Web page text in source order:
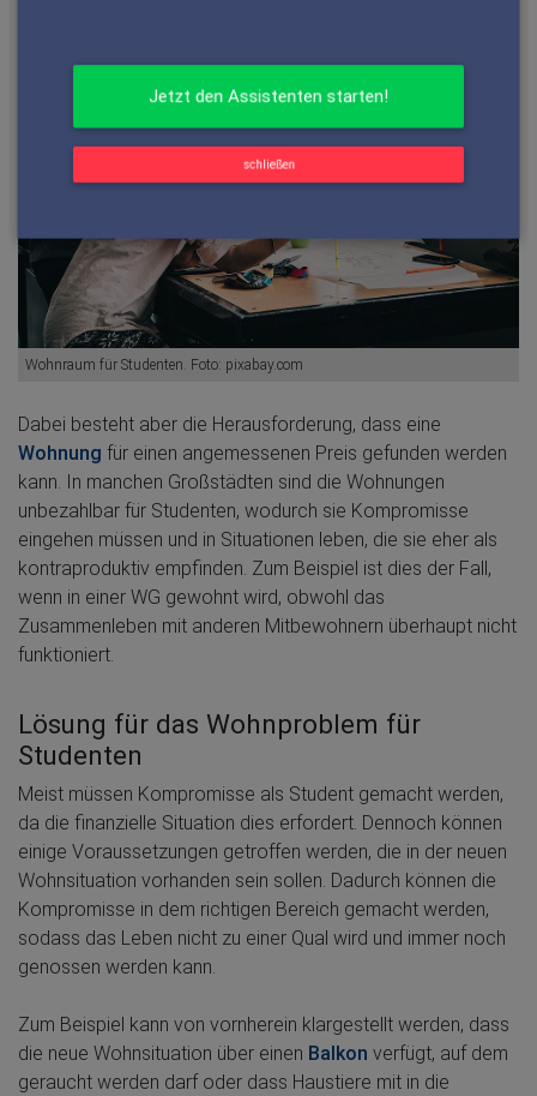
Wohnraum für Studenten. Foto: pixabay.com
Dabei besteht aber die Herausforderung, dass eine
Wohnung für einen angemessenen Preis gefunden werden
kann. In manchen Großstädten sind die Wohnungen
unbezahlbar für Studenten, wodurch sie Kompromisse
eingehen müssen und in Situationen leben, die sie eher als
kontraproduktiv empfinden. Zum Beispiel ist dies der Fall,
wenn in einer WG gewohnt wird, obwohl das
Zusammenleben mit anderen Mitbewohnern überhaupt nicht
funktioniert.
Lösung für das Wohnproblem für
Studenten
Meist müssen Kompromisse als Student gemacht werden,
da die finanzielle Situation dies erfordert. Dennoch können
einige Voraussetzungen getroffen werden, die in der neuen
Wohnsituation vorhanden sein sollen. Dadurch können die
Kompromisse in dem richtigen Bereich gemacht werden,
sodass das Leben nicht zu einer Qual wird und immer noch
genossen werden kann.
Zum Beispiel kann von vornherein klargestellt werden, dass
die neue Wohnsituation über einen Balkon verfügt, auf dem
geraucht werden darf oder dass Haustiere mit in die